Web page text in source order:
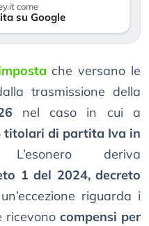
come
su Google
che versano le
trasmissione della
nel caso in cui a
titolari di partita Iva in
deriva
1 del 2024, decreto
riguarda i
ricevono compensi per